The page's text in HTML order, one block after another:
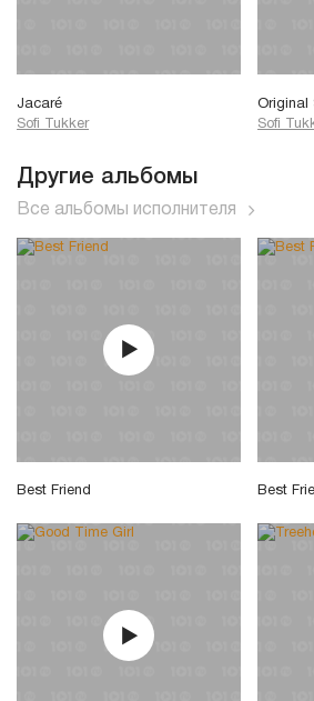
Jacaré
Sofi Tukker
Original
Sofi
Другие альбомы
Все альбомы исполнителя
Best Friend Best